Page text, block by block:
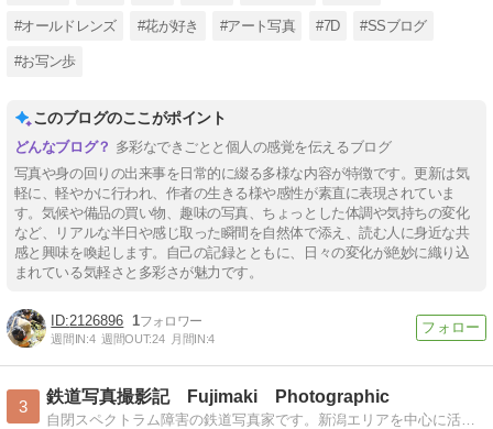
#オールドレンズ #花が好き #アート写真 #7D #SSブログ
#お写ン歩
このブログのここがポイント
多彩なできごとと個人の感覚を伝えるブログ
写真や身の回りの出来事を日常的に綴る多様な内容が特徴です。更新は気
軽に、軽やかに行われ、作者の生きる様や感性が素直に表現されていま
す。気候や備品の買い物、趣味の写真、ちょっとした体調や気持ちの変化
など、リアルな半日や感じ取った瞬間を自然体で添え、読む人に身近な共
感と興味を喚起します。自己の記録とともに、日々の変化が絶妙に織り込
まれている気軽さと多彩さが魅力です。
2126896 1
週間IN:4 週間OUT:24 月間IN:4
3
鉄道写真撮影記 Fujimaki Photographic
自閉スペクトラム障害の鉄道写真家です。新潟エリアを中心に活動し、年間を通して写真をコンテストや投稿など多数応募しております。鉄道に興味持って頂けたら幸いです。